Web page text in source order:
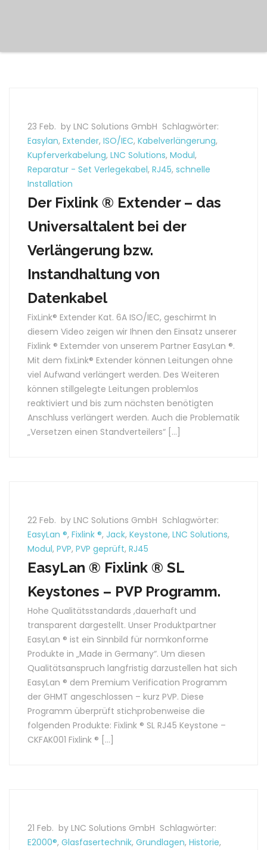
23 Feb. by LNC Solutions GmbH Schlagwörter:
Easylan, Extender, ISO/IEC, Kabelverlängerung,
Kupferverkabelung, LNC Solutions, Modul,
Reparatur - Set Verlegekabel, RJ45, schnelle
Installation
Der Fixlink ® Extender – das
Universaltalent bei der
Verlängerung bzw.
Instandhaltung von
Datenkabel
FixLink® Extender Kat. 6A ISO/IEC, geschirmt In
diesem Video zeigen wir Ihnen den Einsatz unserer
Fixlink ® Extemder von unserem Partner EasyLan ®.
Mit dem fixLink® Extender können Leitungen ohne
viel Aufwand verlängert werden. Des Weiteren
können stillgelegte Leitungen problemlos
reaktiviert und bis zum nächsten benötigten
Anschluss verlängert werden. Auch die Problematik
„Versetzen einen Standverteilers“ […]
22 Feb. by LNC Solutions GmbH Schlagwörter:
EasyLan ®, Fixlink ®, Jack, Keystone, LNC Solutions,
Modul, PVP, PVP geprüft, RJ45
EasyLan ® Fixlink ® SL
Keystones – PVP Programm.
Hohe Qualitätsstandards ,dauerhaft und
transparent dargestellt. Unser Produktpartner
EasyLan ® ist ein Sinnbild für normkonforme
Produkte in „Made in Germany“. Um diesen
Qualitätsanspruch langfristig darzustellen hat sich
EasyLan ® dem Premium Verification Programm
der GHMT angeschlossen – kurz PVP. Diese
Programm überprüft stichprobenweise die
folgenden Produkte: Fixlink ® SL RJ45 Keystone –
CKFAK001 Fixlink ® […]
21 Feb. by LNC Solutions GmbH Schlagwörter:
E2000®, Glasfasertechnik, Grundlagen, Historie,